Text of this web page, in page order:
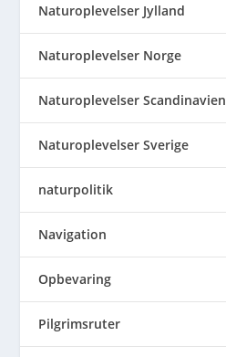
Naturoplevelser Jylland
Naturoplevelser Norge
Naturoplevelser Scandinavien
Naturoplevelser Sverige
naturpolitik
Navigation
Opbevaring
Pilgrimsruter